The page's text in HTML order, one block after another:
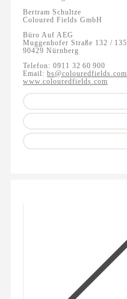
Bertram Schultze
Coloured Fields GmbH
Büro Auf AEG
Muggenhofer Straße 132 / 135
90429 Nürnberg
Telefon: 0911 32 60 900
Email: bs@colouredfields.com
www.colouredfields.com